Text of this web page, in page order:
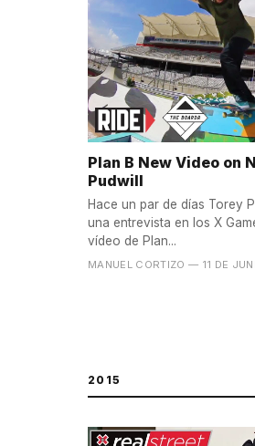
Plan B New Video on
Pudwill
Hace un par de días Torey
una entrevista en los X
vídeo de Plan...
MANUEL CORTIZO — 11 DE
2015